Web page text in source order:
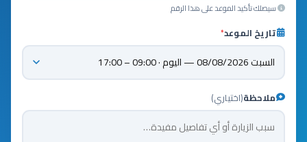
سيصلك تأكيد الموعد على هذا الرقم
تاريخ الموعد*
ملاحظة(اختياري)